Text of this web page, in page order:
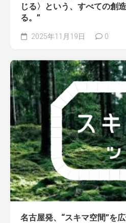
じる〉という、すべての創
る。”
2025年11月19日 0
名古屋発、“スキマ空間”を